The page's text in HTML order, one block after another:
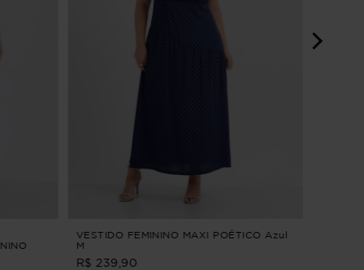
M
VESTIDO FEMININO MAXI POÉTICO Azul
M
R$ 239,90